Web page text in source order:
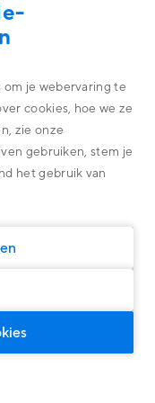
Developers en
willen opzetten op
deze cursus heeft
je webervaring te
cookies, hoe we ze
zie onze
gebruiken, stem je
het gebruik van